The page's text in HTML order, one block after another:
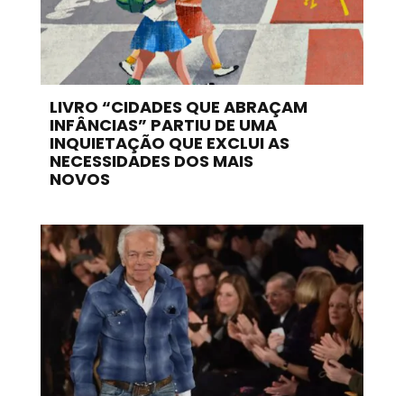
LIVRO “CIDADES QUE ABRAÇAM
INFÂNCIAS” PARTIU DE UMA
INQUIETAÇÃO QUE EXCLUI AS
NECESSIDADES DOS MAIS
NOVOS